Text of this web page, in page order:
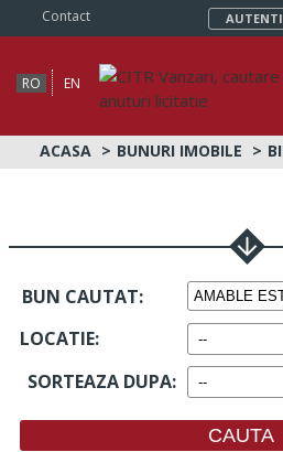
Contact
RO EN
ACASA BUNURI IMOBILE
BUN CAUTAT:
LOCATIE:
SORTEAZA DUPA: